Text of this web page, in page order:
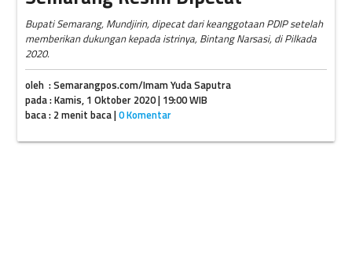
Bupati Semarang, Mundjirin, dipecat dari keanggotaan PDIP setelah
memberikan dukungan kepada istrinya, Bintang Narsasi, di Pilkada
2020.
oleh : Semarangpos.com/Imam Yuda Saputra
pada : Kamis, 1 Oktober 2020 | 19:00 WIB
baca : 2 menit baca |0 Komentar